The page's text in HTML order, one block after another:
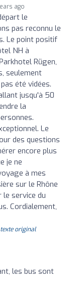
ago
le
pas reconnu le
Le point positif
NH à
Rügen,
seulement
été vidées.
jusqu'à 50
la
Le
des questions
encore plus
je ne
à mes
sur le Rhône
le service du
Cordialement,
original
les bus sont